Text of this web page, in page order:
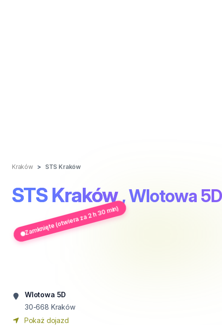
Kraków STS Kraków
STS Kraków, Wlotowa 5D
Zamknięte (otwiera za 2 h 30 min)
Wlotowa 5D
30-668 Kraków
Pokaż dojazd